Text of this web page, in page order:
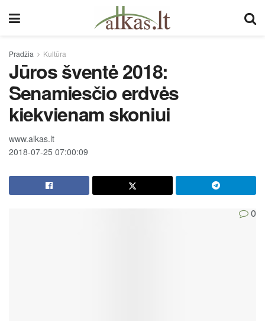
Pradžia Kultūra
Jūros šventė 2018:
Senamiesčio erdvės
kiekvienam skoniui
www.alkas.lt
2018-07-25 07:00:09
0